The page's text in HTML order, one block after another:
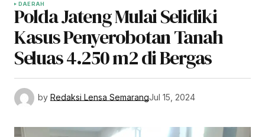
DAERAH
Polda Jateng Mulai Selidiki
Kasus Penyerobotan Tanah
Seluas 4.250 m2 di Bergas
by Redaksi Lensa SemarangJul 15, 2024